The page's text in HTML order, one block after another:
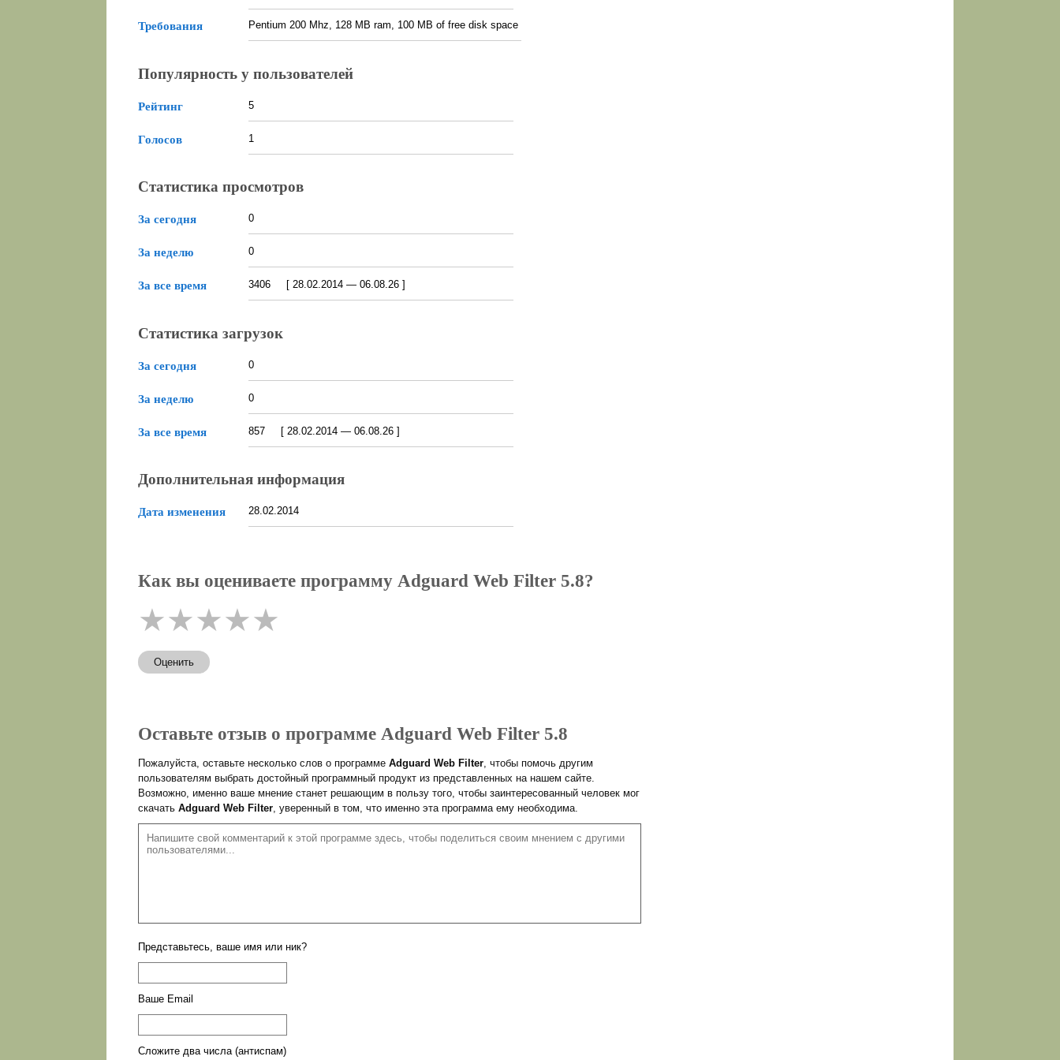
Требования Pentium 200 Mhz, 128 MB ram, 100 MB of free disk space
Популярность у пользователей
Рейтинг 5
Голосов 1
Статистика просмотров
За сегодня 0
За неделю 0
За все время 3406 [ 28.02.2014 — 06.08.26 ]
Статистика загрузок
За сегодня 0
За неделю 0
За все время 857 [ 28.02.2014 — 06.08.26 ]
Дополнительная информация
Дата изменения 28.02.2014
Как вы оцениваете программу Adguard Web Filter 5.8?
★★★★★
Оценить
Оставьте отзыв о программе Adguard Web Filter 5.8
Пожалуйста, оставьте несколько слов о программе Adguard Web Filter, чтобы помочь другим
пользователям выбрать достойный программный продукт из представленных на нашем сайте.
Возможно, именно ваше мнение станет решающим в пользу того, чтобы заинтересованный человек мог
скачать Adguard Web Filter, уверенный в том, что именно эта программа ему необходима.
Представьтесь, ваше имя или ник?
Ваше Email
Сложите два числа (антиспам)